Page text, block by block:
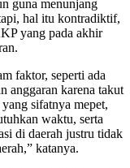
guna menunjang
hal itu kontradiktif,
yang pada akhir
faktor, seperti ada
anggaran karena takut
sifatnya mepet,
waktu, serta
di daerah justru tidak
katanya.